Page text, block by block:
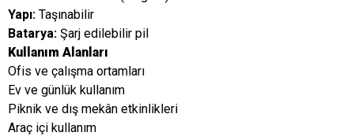
Yapı: Taşınabilir
Batarya: Şarj edilebilir pil
Kullanım Alanları
Ofis ve çalışma ortamları
Ev ve günlük kullanım
Piknik ve dış mekân etkinlikleri
Araç içi kullanım